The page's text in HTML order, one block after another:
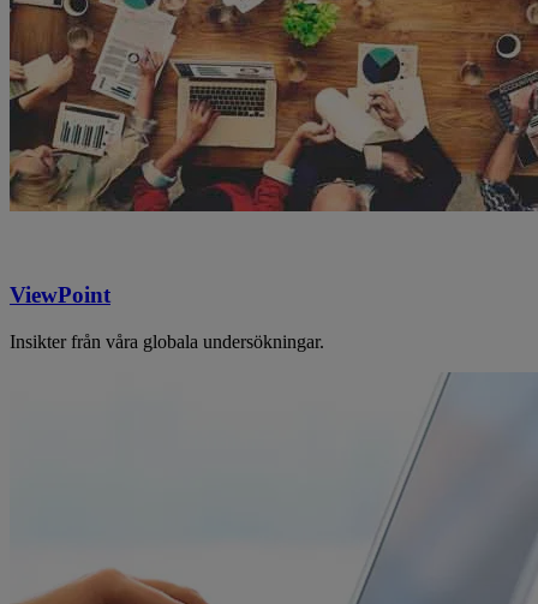
ViewPoint
Insikter från våra globala undersökningar.